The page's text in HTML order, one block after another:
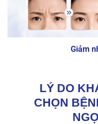
Giảm
LÝ DO
CHỌN